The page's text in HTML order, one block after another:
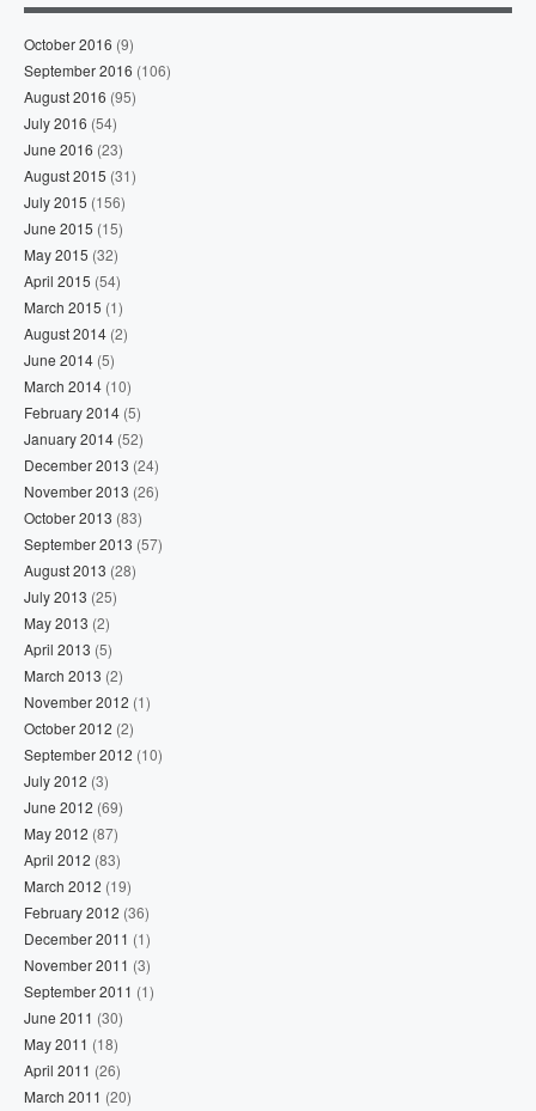
October 2016 (9)
September 2016 (106)
August 2016 (95)
July 2016 (54)
June 2016 (23)
August 2015 (31)
July 2015 (156)
June 2015 (15)
May 2015 (32)
April 2015 (54)
March 2015 (1)
August 2014 (2)
June 2014 (5)
March 2014 (10)
February 2014 (5)
January 2014 (52)
December 2013 (24)
November 2013 (26)
October 2013 (83)
September 2013 (57)
August 2013 (28)
July 2013 (25)
May 2013 (2)
April 2013 (5)
March 2013 (2)
November 2012 (1)
October 2012 (2)
September 2012 (10)
July 2012 (3)
June 2012 (69)
May 2012 (87)
April 2012 (83)
March 2012 (19)
February 2012 (36)
December 2011 (1)
November 2011 (3)
September 2011 (1)
June 2011 (30)
May 2011 (18)
April 2011 (26)
March 2011 (20)